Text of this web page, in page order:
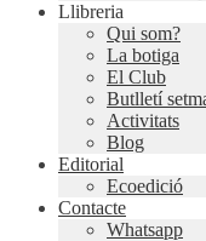
Llibreria
Qui som?
La botiga
El Club
Butlletí
Activitats
Blog
Editorial
Ecoedició
Contacte
Whatsapp